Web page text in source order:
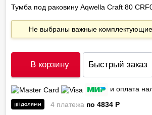
Тумба под раковину Aqwella Craft 80
Не выбраны важные комплектующие
В корзину Быстрый заказ
и оплата
4 платежа по 4834 P